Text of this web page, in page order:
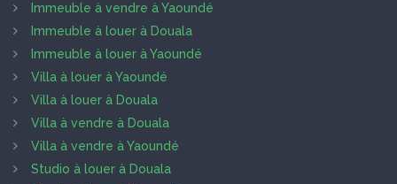
Immeuble à vendre à Yaoundé
Immeuble à louer à Douala
Immeuble à louer à Yaoundé
Villa à louer à Yaoundé
Villa à louer à Douala
Villa à vendre à Douala
Villa à vendre à Yaoundé
Studio à louer à Douala